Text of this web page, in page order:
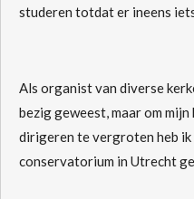
studeren totdat er ineens
Als organist van diverse
bezig geweest, maar om
dirigeren te vergroten heb ik
conservatorium in Utrecht